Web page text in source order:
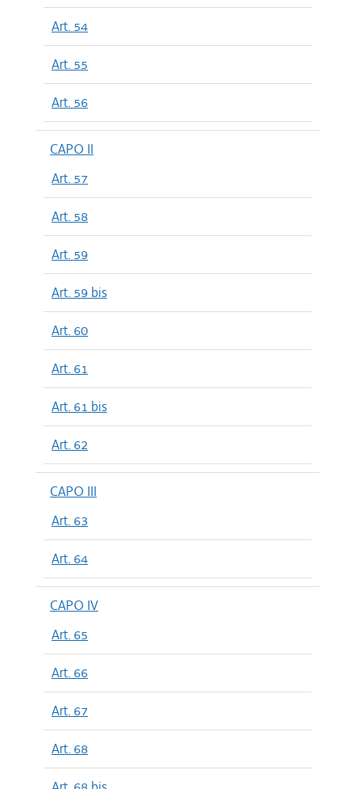
Art. 54
Art. 55
Art. 56
CAPO II
Art. 57
Art. 58
Art. 59
Art. 59 bis
Art. 60
Art. 61
Art. 61 bis
Art. 62
CAPO III
Art. 63
Art. 64
CAPO IV
Art. 65
Art. 66
Art. 67
Art. 68